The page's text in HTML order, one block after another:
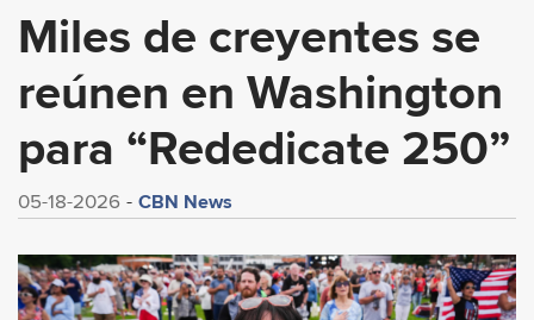
Miles de creyentes se
reúnen en Washington
para “Rededicate 250”
05-18-2026 CBN News